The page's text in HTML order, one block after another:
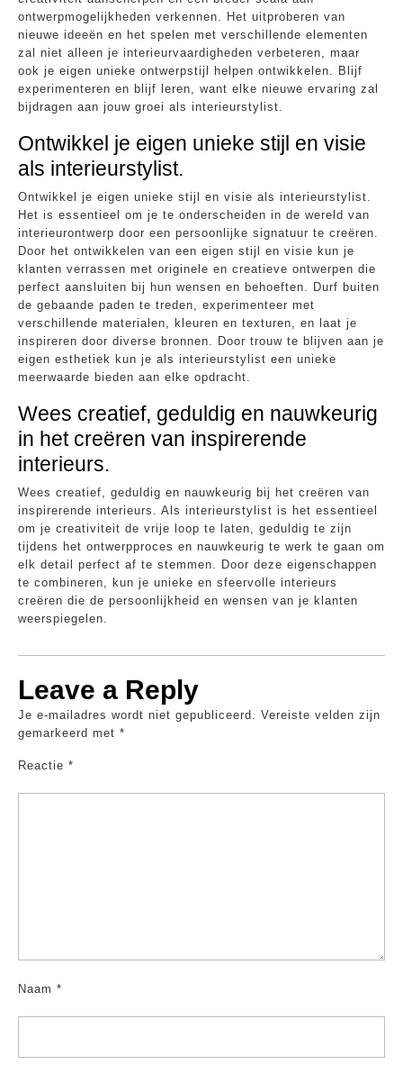
ontwerpmogelijkheden verkennen. Het uitproberen van
nieuwe ideeën en het spelen met verschillende elementen
zal niet alleen je interieurvaardigheden verbeteren, maar
ook je eigen unieke ontwerpstijl helpen ontwikkelen. Blijf
experimenteren en blijf leren, want elke nieuwe ervaring zal
bijdragen aan jouw groei als interieurstylist.
Ontwikkel je eigen unieke stijl en visie
als interieurstylist.
Ontwikkel je eigen unieke stijl en visie als interieurstylist.
Het is essentieel om je te onderscheiden in de wereld van
interieurontwerp door een persoonlijke signatuur te creëren.
Door het ontwikkelen van een eigen stijl en visie kun je
klanten verrassen met originele en creatieve ontwerpen die
perfect aansluiten bij hun wensen en behoeften. Durf buiten
de gebaande paden te treden, experimenteer met
verschillende materialen, kleuren en texturen, en laat je
inspireren door diverse bronnen. Door trouw te blijven aan je
eigen esthetiek kun je als interieurstylist een unieke
meerwaarde bieden aan elke opdracht.
Wees creatief, geduldig en nauwkeurig
in het creëren van inspirerende
interieurs.
Wees creatief, geduldig en nauwkeurig bij het creëren van
inspirerende interieurs. Als interieurstylist is het essentieel
om je creativiteit de vrije loop te laten, geduldig te zijn
tijdens het ontwerpproces en nauwkeurig te werk te gaan om
elk detail perfect af te stemmen. Door deze eigenschappen
te combineren, kun je unieke en sfeervolle interieurs
creëren die de persoonlijkheid en wensen van je klanten
weerspiegelen.
Leave a Reply
Je e-mailadres wordt niet gepubliceerd. Vereiste velden zijn
gemarkeerd met *
Reactie *
Naam *